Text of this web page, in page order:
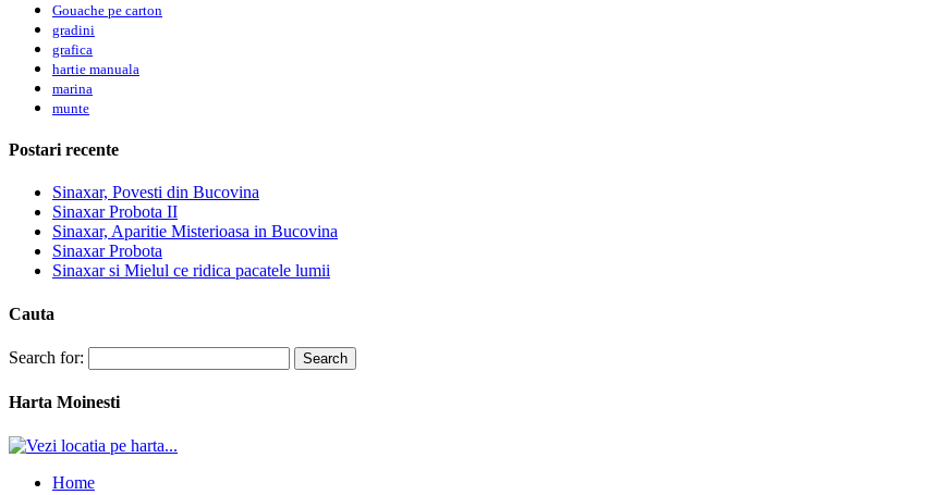
Gouache pe carton
gradini
grafica
hartie manuala
marina
munte
Postari recente
Sinaxar, Povesti din Bucovina
Sinaxar Probota II
Sinaxar, Aparitie Misterioasa in Bucovina
Sinaxar Probota
Sinaxar si Mielul ce ridica pacatele lumii
Cauta
Search for:
Harta Moinesti
Home